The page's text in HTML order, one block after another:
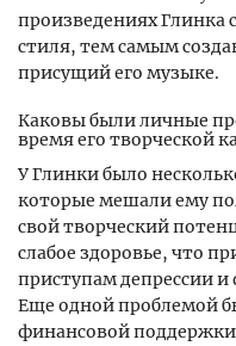
произведениях Глинка
стиля, тем самым
присущий его музыке.
Каковы были личные
время его творческой
У Глинки было
которые мешали ему
свой творческий
слабое здоровье, что
приступам депрессии
Еще одной проблемой
финансовой поддержки